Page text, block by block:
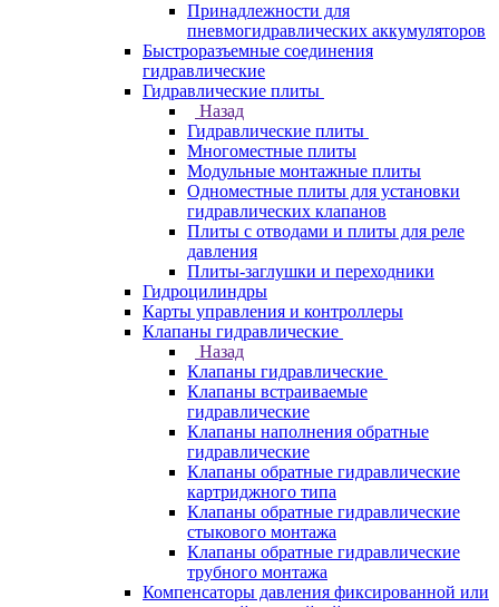
Принадлежности для
пневмогидравлических аккумуляторов
Быстроразъемные соединения
гидравлические
Гидравлические плиты
Назад
Гидравлические плиты
Многоместные плиты
Модульные монтажные плиты
Одноместные плиты для установки
гидравлических клапанов
Плиты с отводами и плиты для реле
давления
Плиты-заглушки и переходники
Гидроцилиндры
Карты управления и контроллеры
Клапаны гидравлические
Назад
Клапаны гидравлические
Клапаны встраиваемые
гидравлические
Клапаны наполнения обратные
гидравлические
Клапаны обратные гидравлические
картриджного типа
Клапаны обратные гидравлические
стыкового монтажа
Клапаны обратные гидравлические
трубного монтажа
Компенсаторы давления фиксированной или